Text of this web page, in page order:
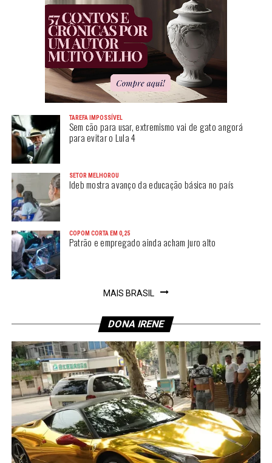
TAREFA IMPOSSÍVEL
Sem cão para usar, extremismo vai de gato angorá
para evitar o Lula 4
SETOR MELHOROU
Ideb mostra avanço da educação básica no país
COPOM CORTA EM 0,25
Patrão e empregado ainda acham juro alto
MAIS BRASIL
DONA IRENE